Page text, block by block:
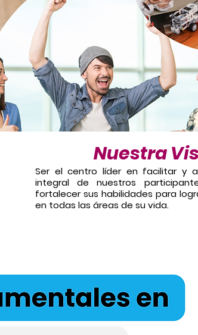
Nuestra
Ser el centro líder en facilitar y
integral de nuestros
fortalecer sus habilidades para
en todas las áreas de su vida.